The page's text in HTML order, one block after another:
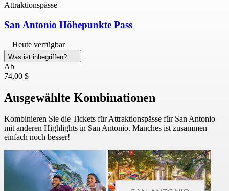
Attraktionspässe
San Antonio Höhepunkte Pass
Heute verfügbar
Was ist inbegriffen?
Ab
74,00 $
Ausgewählte Kombinationen
Kombinieren Sie die Tickets für Attraktionspässe für San Antonio
mit anderen Highlights in San Antonio. Manches ist zusammen
einfach noch besser!